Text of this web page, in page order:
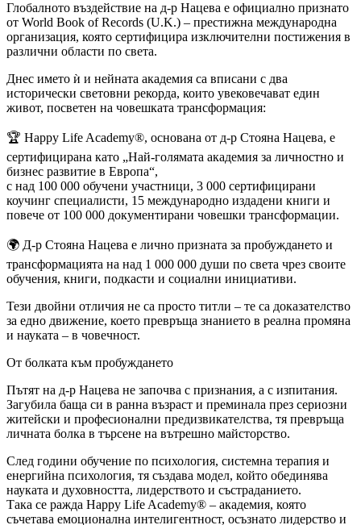
Глобалното въздействие на д-р Нацева е официално признато
от World Book of Records (U.K.) – престижна международна
организация, която сертифицира изключителни постижения в
различни области по света.
Днес името ѝ и нейната академия са вписани с два
исторически световни рекорда, които увековечават един
живот, посветен на човешката трансформация:
🏆 Happy Life Academy®, основана от д-р Стояна Нацева, е
сертифицирана като „Най-голямата академия за личностно и
бизнес развитие в Европа“,
с над 100 000 обучени участници, 3 000 сертифицирани
коучинг специалисти, 15 международно издадени книги и
повече от 100 000 документирани човешки трансформации.
🌍 Д-р Стояна Нацева е лично призната за пробуждането и
трансформацията на над 1 000 000 души по света чрез своите
обучения, книги, подкасти и социални инициативи.
Тези двойни отличия не са просто титли – те са доказателство
за едно движение, което превръща знанието в реална промяна
и науката – в човечност.
От болката към пробуждането
Пътят на д-р Нацева не започва с признания, а с изпитания.
Загубила баща си в ранна възраст и преминала през сериозни
житейски и професионални предизвикателства, тя превръща
личната болка в търсене на вътрешно майсторство.
След години обучение по психология, системна терапия и
енергийна психология, тя създава модел, който обединява
науката и духовността, лидерството и състраданието.
Така се ражда Happy Life Academy® – академия, която
съчетава емоционална интелигентност, осъзнато лидерство и